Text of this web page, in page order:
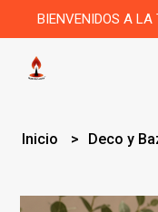
BIENVENIDOS A LA
Inicio Deco y